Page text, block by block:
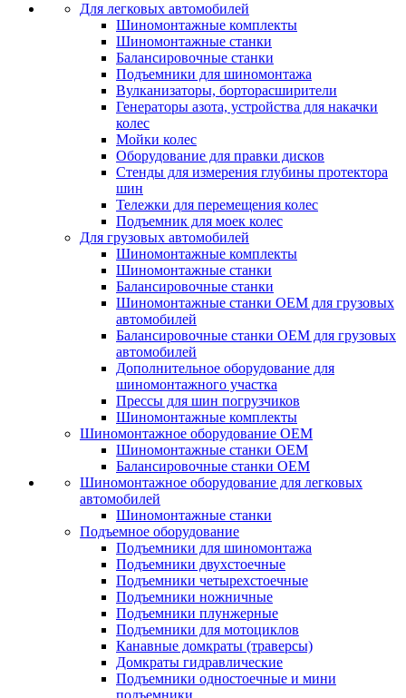
Для легковых автомобилей
Шиномонтажные комплекты
Шиномонтажные станки
Балансировочные станки
Подъемники для шиномонтажа
Вулканизаторы, борторасширители
Генераторы азота, устройства для накачки
колес
Мойки колес
Оборудование для правки дисков
Стенды для измерения глубины протектора
шин
Тележки для перемещения колес
Подъемник для моек колеc
Для грузовых автомобилей
Шиномонтажные комплекты
Шиномонтажные станки
Балансировочные станки
Шиномонтажные станки ОЕМ для грузовых
автомобилей
Балансировочные станки ОЕМ для грузовых
автомобилей
Дополнительное оборудование для
шиномонтажного участка
Прессы для шин погрузчиков
Шиномонтажные комплекты
Шиномонтажное оборудование ОЕМ
Шиномонтажные станки ОЕМ
Балансировочные станки ОЕМ
Шиномонтажное оборудование для легковых
автомобилей
Шиномонтажные станки
Подъемное оборудование
Подъемники для шиномонтажа
Подъемники двухстоечные
Подъемники четырехстоечные
Подъемники ножничные
Подъемники плунжерные
Подъемники для мотоциклов
Канавные домкраты (траверсы)
Домкраты гидравлические
Подъемники одностоечные и мини
подъемники